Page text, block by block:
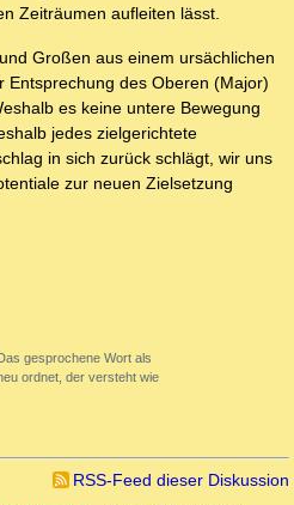
Zeiträumen aufleiten lässt.
Großen aus einem ursächlichen
Entsprechung des Oberen (Major)
es keine untere Bewegung
jedes zielgerichtete
in sich zurück schlägt, wir uns
zur neuen Zielsetzung
gesprochene Wort als
ordnet, der versteht wie
RSS-Feed dieser Diskussion